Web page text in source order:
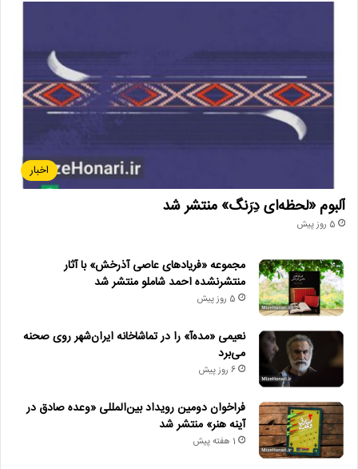
اخبار
آلبوم «لحظه‌ای دِرَنگ» منتشر شد
5 روز پیش
مجموعه «فریادهای عاصی آذرخش» با آثار
منتشرنشده احمد شاملو منتشر شد
5 روز پیش
نعیمی «مده‌آ» را در تماشاخانه ایران‌شهر روی صحنه
می‌برد
6 روز پیش
فراخوان دومین رویداد بین‌المللی «وعده صادق در
آینه هنر» منتشر شد
1 هفته پیش